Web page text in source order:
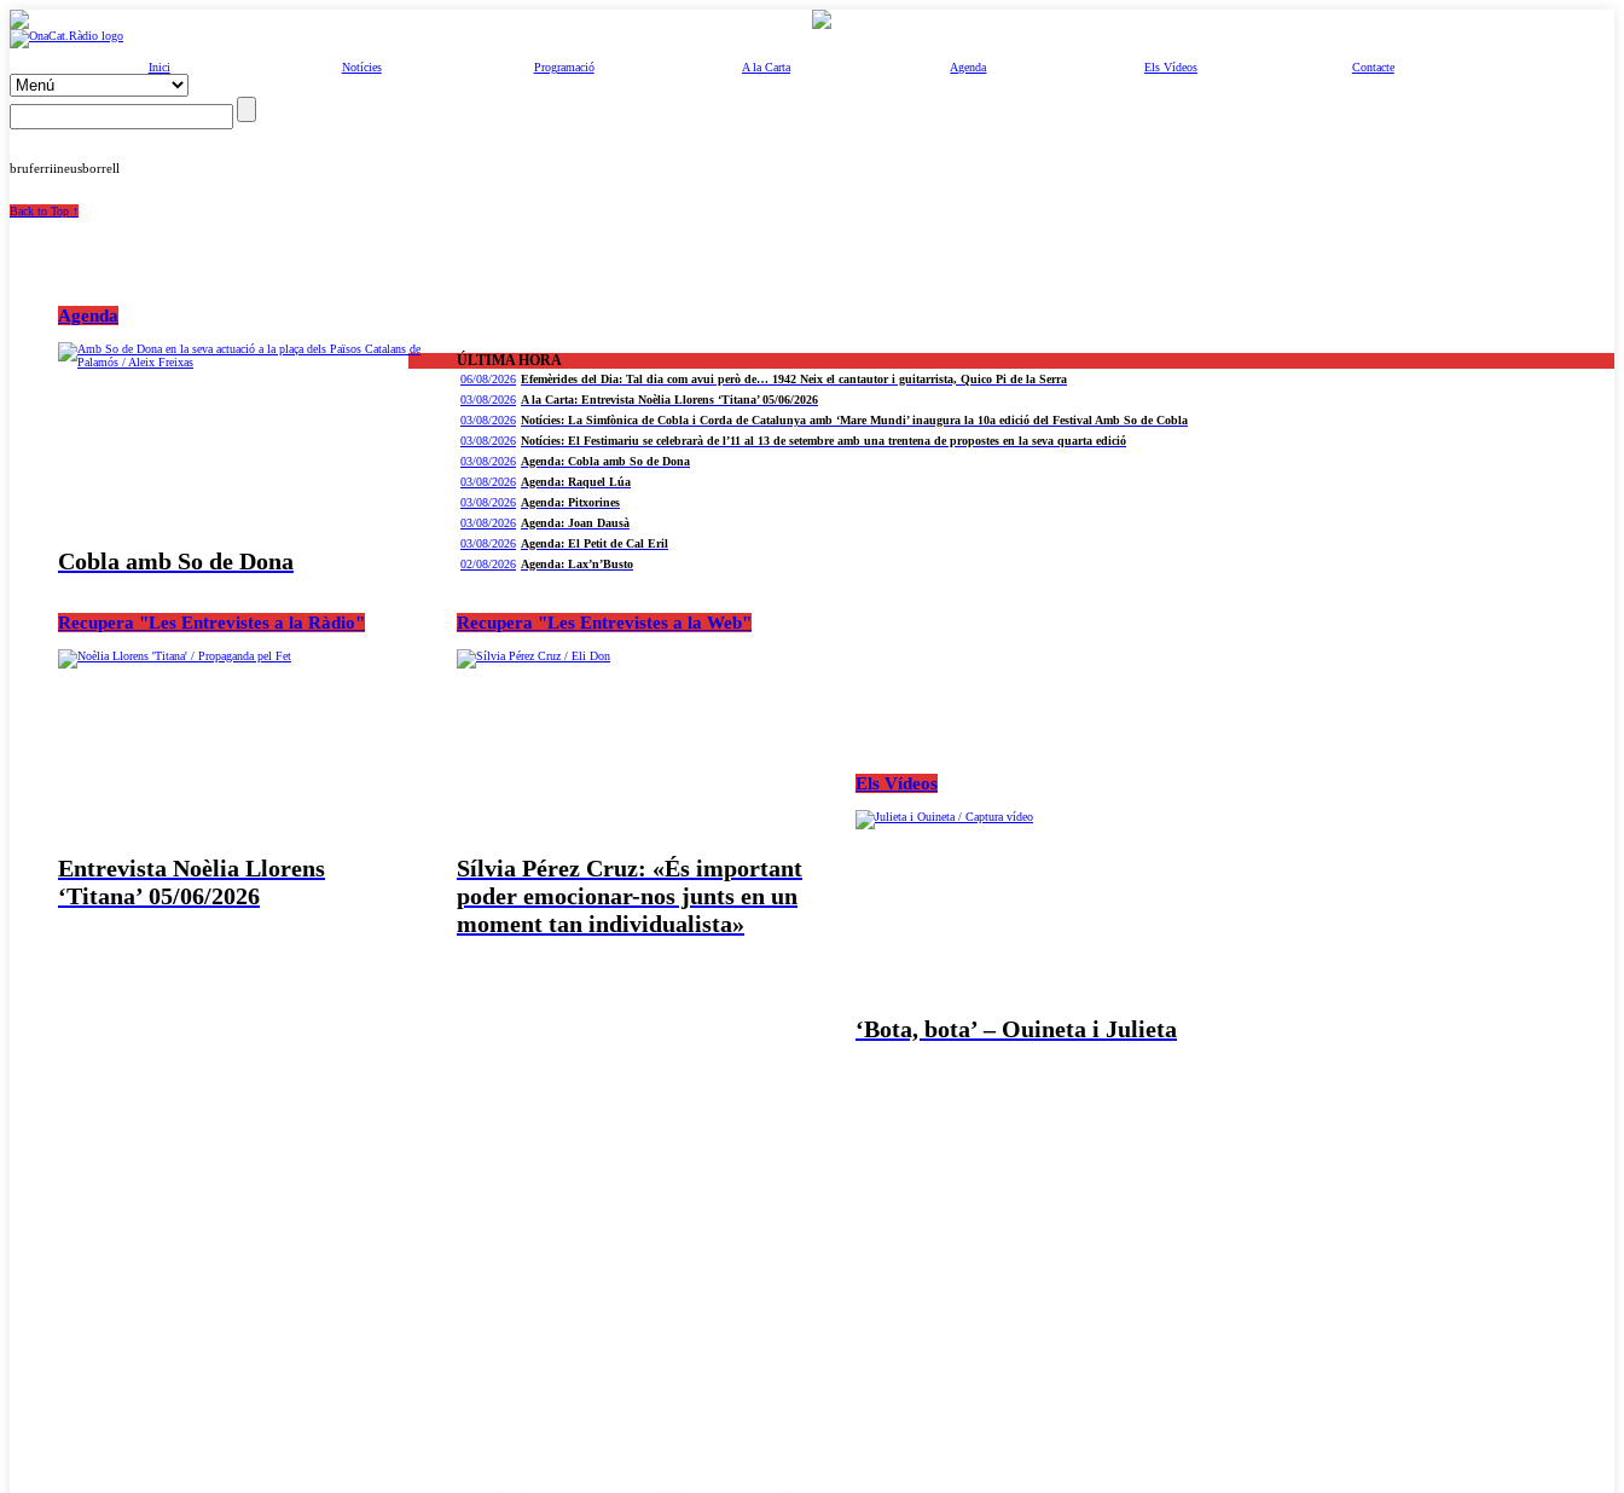
Inici Notícies Programació A la Carta Agenda Els Vídeos Contacte
bruferriineusborrell
Back to Top ↑
Agenda
Cobla amb So de Dona
ÚLTIMA HORA
06/08/2026 Efemèrides del Dia: Tal dia com avui però de… 1942 Neix el cantautor i guitarrista, Quico Pi de la Serra
03/08/2026 A la Carta: Entrevista Noèlia Llorens ‘Titana’ 05/06/2026
03/08/2026 Notícies: La Simfònica de Cobla i Corda de Catalunya amb ‘Mare Mundi’ inaugura la 10a edició del Festival Amb So de Cobla
03/08/2026 Notícies: El Festimariu se celebrarà de l’11 al 13 de setembre amb una trentena de propostes en la seva quarta edició
03/08/2026 Agenda: Cobla amb So de Dona
03/08/2026 Agenda: Raquel Lúa
03/08/2026 Agenda: Pitxorines
03/08/2026 Agenda: Joan Dausà
03/08/2026 Agenda: El Petit de Cal Eril
02/08/2026 Agenda: Lax’n’Busto
Recupera "Les Entrevistes a la Ràdio"
Entrevista Noèlia Llorens
‘Titana’ 05/06/2026
Recupera "Les Entrevistes a la Web"
Sílvia Pérez Cruz: «És important
poder emocionar-nos junts en un
moment tan individualista»
Els Vídeos
‘Bota, bota’ – Ouineta i Julieta